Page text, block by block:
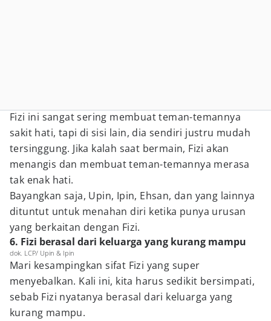
Fizi ini sangat sering membuat teman-temannya
sakit hati, tapi di sisi lain, dia sendiri justru mudah
tersinggung. Jika kalah saat bermain, Fizi akan
menangis dan membuat teman-temannya merasa
tak enak hati.
Bayangkan saja, Upin, Ipin, Ehsan, dan yang lainnya
dituntut untuk menahan diri ketika punya urusan
yang berkaitan dengan Fizi.
6. Fizi berasal dari keluarga yang kurang mampu
dok. LCP/ Upin & Ipin
Mari kesampingkan sifat Fizi yang super
menyebalkan. Kali ini, kita harus sedikit bersimpati,
sebab Fizi nyatanya berasal dari keluarga yang
kurang mampu.